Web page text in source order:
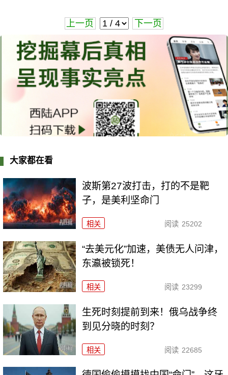
上一页 下一页
大家都在看
波斯第27波打击，打的不是靶
子，是美利坚命门
相关 阅读 25202
“去美元化”加速，美债无人问津，
东瀛被锁死！
相关 阅读 23299
生死时刻提前到来！俄乌战争终
到见分晓的时刻？
相关 阅读 22685